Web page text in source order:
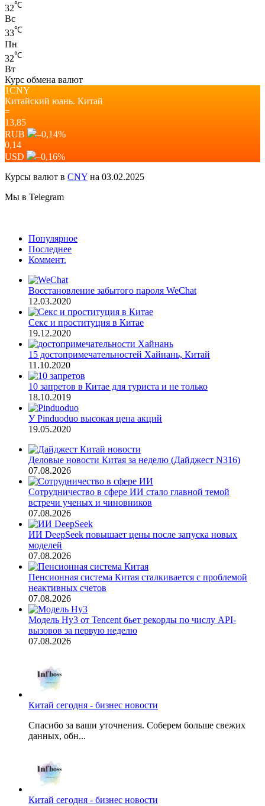
32℃
Вс
33℃
Пн
32℃
Вт
Курс обмена валют
1CNY
Китайский юань. Китай
=
13,85
RUB
–0,14%
0,14
USD
–0,16%
Курсы валют в CNY на 03.02.2025
Мы в Telegram
Популярное
Последнее
Коммент.
Восстановление забытого пароля WeChat
12.03.2020
Секс и проституция в Китае
19.12.2020
15 достопримечательностей Хайнань, Китай
11.10.2020
10 запретов в Китае для туриста и не только
18.10.2019
У Pinduoduo высокая цена акций
19.05.2020
Деловые новости Китая за неделю (Дайджест N316)
07.08.2026
Сотрудничество в сфере ИИ стало главной темой
встречи ученых и чиновников
07.08.2026
ИИ DeepSeek повышает цены после запуска новых
моделей
07.08.2026
Пенсионная система Китая сталкивается с проблемой
неактивных счетов
07.08.2026
Модель Hy3 от Tencent бьет рекорды по числу API-
вызовов за первую неделю
07.08.2026
Китай сегодня - бизнес новости
Спасибо за ваши уточнения. Соберем больше свежих
данных, обн...
Китай сегодня - бизнес новости